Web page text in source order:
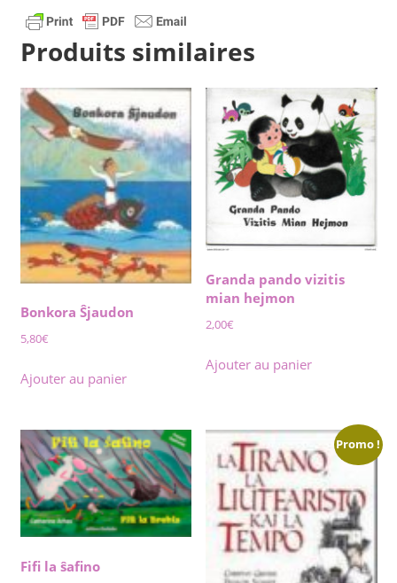
Produits similaires
Bonkora Ŝjaudon
5,80€
Ajouter au panier
Granda pando vizitis
mian hejmon
2,00€
Ajouter au panier
Fifi la ŝafino
Promo !